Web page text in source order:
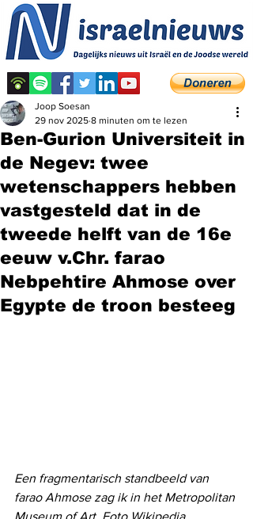
Ben-Gurion Universiteit in
de Negev: twee
wetenschappers hebben
vastgesteld dat in de
tweede helft van de 16e
eeuw v.Chr. farao
Nebpehtire Ahmose over
Egypte de troon besteeg
Joop Soesan
29 nov 2025 8 minuten om te lezen
Een fragmentarisch standbeeld van
farao Ahmose zag ik in het Metropolitan
Museum of Art. Foto Wikipedia